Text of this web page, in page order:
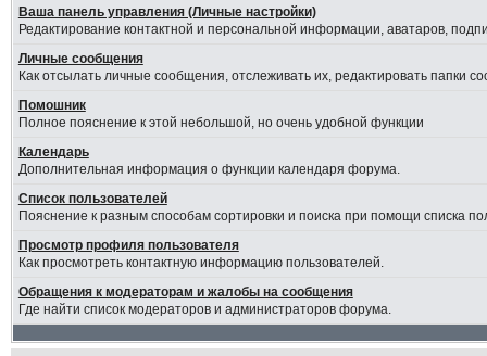
Ваша панель управления (Личные настройки)
Редактирование контактной и персональной информации, аватаров,
Личные сообщения
Как отсылать личные сообщения, отслеживать их, редактировать папки
Помошник
Полное пояснение к этой небольшой, но очень удобной функции
Календарь
Дополнительная информация о функции календаря форума.
Список пользователей
Пояснение к разным способам сортировки и поиска при помощи списка
Просмотр профиля пользователя
Как просмотреть контактную информацию пользователей.
Обращения к модераторам и жалобы на сообщения
Где найти список модераторов и администраторов форума.